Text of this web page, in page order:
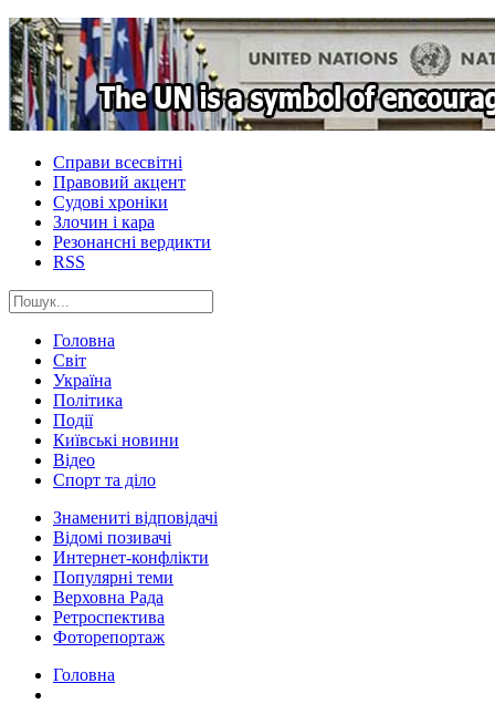
Справи всесвітні
Правовий акцент
Судові хроніки
Злочин і кара
Резонансні вердикти
RSS
Головна
Світ
Україна
Політика
Події
Київські новини
Відео
Спорт та діло
Знамениті відповідачі
Відомі позивачі
Интернет-конфлікти
Популярні теми
Верховна Рада
Ретроспектива
Фоторепортаж
Головна